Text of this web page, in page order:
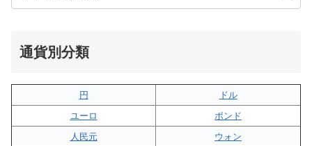
通貨別分類
円
ドル
ユーロ
ポンド
人民元
ウォン